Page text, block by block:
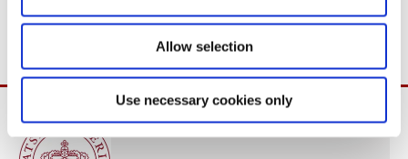
Allow selection
Use necessary cookies only
Yderligere oplysninger: Michael Helbo, 33922222